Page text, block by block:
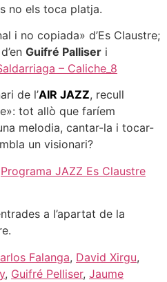
no els toca platja.
i no copiada» d’Es Claustre;
Guifré Palliser i
– Caliche_8
de l’AIR JAZZ, recull
tot allò que faríem
melodia, cantar-la i tocar-
un visionari?
Programa JAZZ Es Claustre
a l’apartat de la
Falanga, David Xirgu,
, Guifré Pelliser, Jaume